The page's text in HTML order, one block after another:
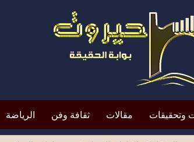
وتحقيقات مقالات ثقافة وفن الرياضة